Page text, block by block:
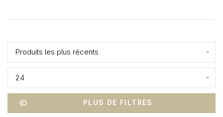
Produits les plus récents
24
PLUS DE FILTRES